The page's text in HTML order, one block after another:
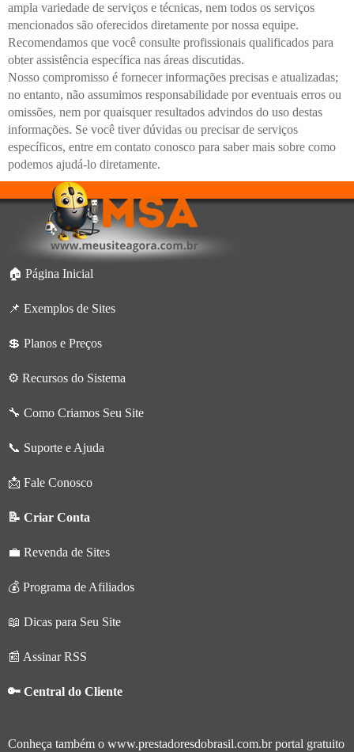
ampla variedade de serviços e técnicas, nem todos os serviços
mencionados são oferecidos diretamente por nossa equipe.
Recomendamos que você consulte profissionais qualificados para
obter assistência específica nas áreas discutidas.
Nosso compromisso é fornecer informações precisas e atualizadas;
no entanto, não assumimos responsabilidade por eventuais erros ou
omissões, nem por quaisquer resultados advindos do uso destas
informações. Se você tiver dúvidas ou precisar de serviços
específicos, entre em contato conosco para saber mais sobre como
podemos ajudá-lo diretamente.
🏠 Página Inicial
📌 Exemplos de Sites
💲 Planos e Preços
⚙️ Recursos do Sistema
🔧 Como Criamos Seu Site
📞 Suporte e Ajuda
📩 Fale Conosco
📝 Criar Conta
💼 Revenda de Sites
💰 Programa de Afiliados
📖 Dicas para Seu Site
📰 Assinar RSS
🔑 Central do Cliente
Conheça também o www.prestadoresdobrasil.com.brportal gratuito